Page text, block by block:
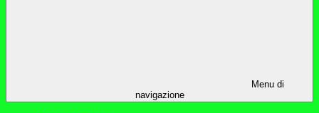
Menu di
navigazione